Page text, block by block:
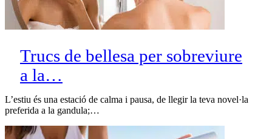
Trucs de bellesa per sobreviure
a la…
L’estiu és una estació de calma i pausa, de llegir la teva novel·la
preferida a la gandula;…